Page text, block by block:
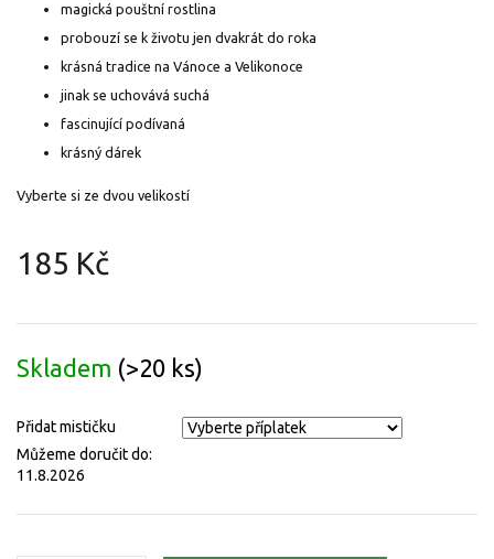
185 Kč
cena:
Skladem (>20 ks)
Přidat mističku
Můžeme doručit do:
11.8.2026
magická pouštní rostlina
probouzí se k životu jen dvakrát do roka
krásná tradice na Vánoce a Velikonoce
jinak se uchovává suchá
fascinující podívaná
krásný dárek
Vyberte si ze dvou velikostí